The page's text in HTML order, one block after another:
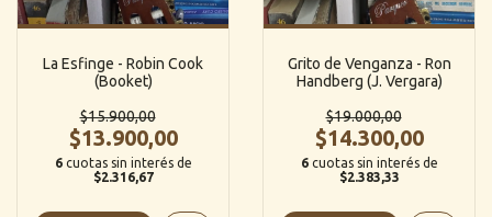
La Esfinge - Robin Cook
(Booket)
$15.900,00
$13.900,00
6 cuotas sin interés de
$2.316,67
Grito de Venganza - Ron
Handberg (J. Vergara)
$19.000,00
$14.300,00
6 cuotas sin interés de
$2.383,33